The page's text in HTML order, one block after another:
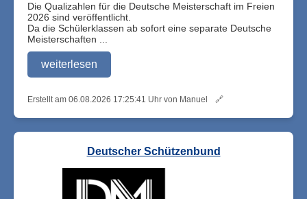
Die Qualizahlen für die Deutsche Meisterschaft im Freien
2026 sind veröffentlicht.
Da die Schülerklassen ab sofort eine separate Deutsche
Meisterschaften ...
weiterlesen
Erstellt am 06.08.2026 17:25:41 Uhr von Manuel 🔗
Deutscher Schützenbund